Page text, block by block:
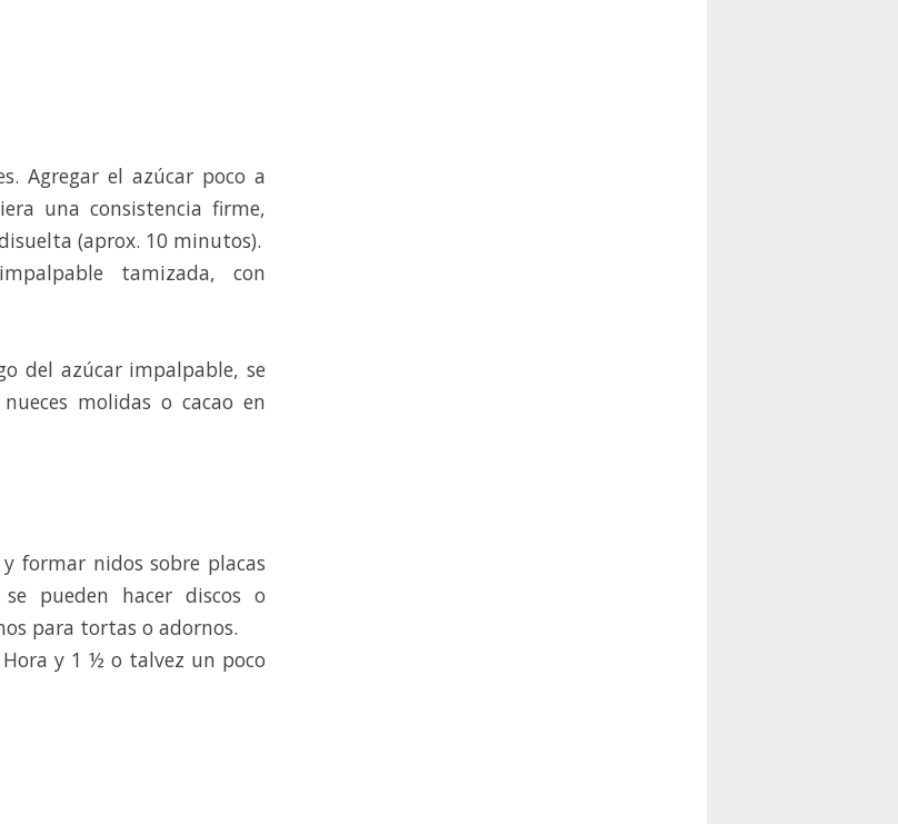
Agregar el azúcar poco a
una consistencia firme,
(aprox. 10 minutos).
tamizada, con
del azúcar impalpable, se
molidas o cacao en
formar nidos sobre placas
pueden hacer discos o
para tortas o adornos.
y 1 ½ o talvez un poco